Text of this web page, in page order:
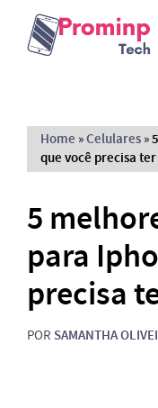
Home »Celulares »
que você precisa
5
para
precisa
POR SAMANTHA